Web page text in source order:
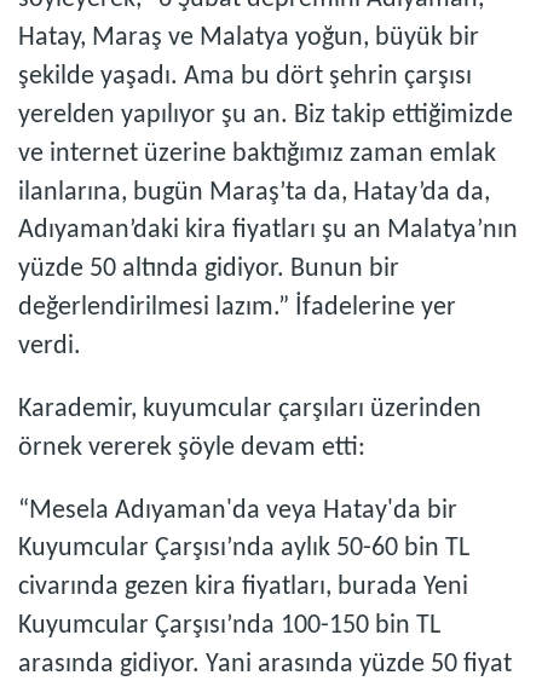
Hatay, Maraş ve Malatya yoğun, büyük bir
şekilde yaşadı. Ama bu dört şehrin çarşısı
yerelden yapılıyor şu an. Biz takip ettiğimizde
ve internet üzerine baktığımız zaman emlak
ilanlarına, bugün Maraş’ta da, Hatay’da da,
Adıyaman’daki kira fiyatları şu an Malatya’nın
yüzde 50 altında gidiyor. Bunun bir
değerlendirilmesi lazım.” İfadelerine yer
verdi.
Karademir, kuyumcular çarşıları üzerinden
örnek vererek şöyle devam etti:
“Mesela Adıyaman'da veya Hatay'da bir
Kuyumcular Çarşısı’nda aylık 50-60 bin TL
civarında gezen kira fiyatları, burada Yeni
Kuyumcular Çarşısı’nda 100-150 bin TL
arasında gidiyor. Yani arasında yüzde 50 fiyat